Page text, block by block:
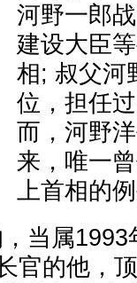
河野一郎
建设大臣
相; 叔父河
位，担任
而，河野
来，唯一
上首相的
当属1993
官的他，